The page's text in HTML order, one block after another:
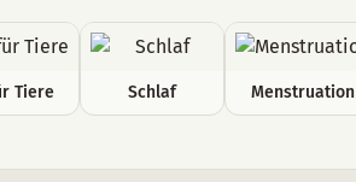
Tiere Schlaf Menstruation